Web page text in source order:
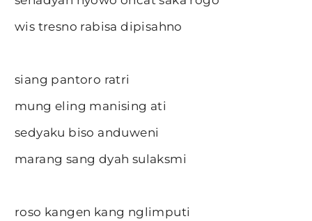
wis tresno rabisa dipisahno
siang pantoro ratri
mung eling manising ati
sedyaku biso anduweni
marang sang dyah sulaksmi
roso kangen kang nglimputi